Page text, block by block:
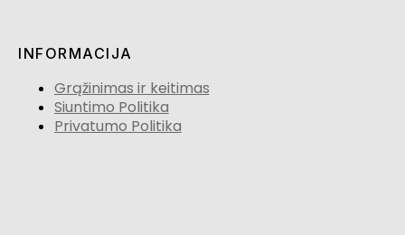
INFORMACIJA
Grąžinimas ir keitimas
Siuntimo Politika
Privatumo Politika